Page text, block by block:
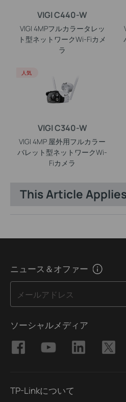
VIGI C440-W
VIGI 4MPフルカラータレッ
ト型ネットワークWi-Fiカメ
ラ
VIGI C340-W
VIGI 4MP 屋外用フルカラー
バレット型ネットワークWi-
Fiカメラ
人気
This Article
ニュース＆オファー
メールアドレス
ソーシャルメディア
TP-Linkについて